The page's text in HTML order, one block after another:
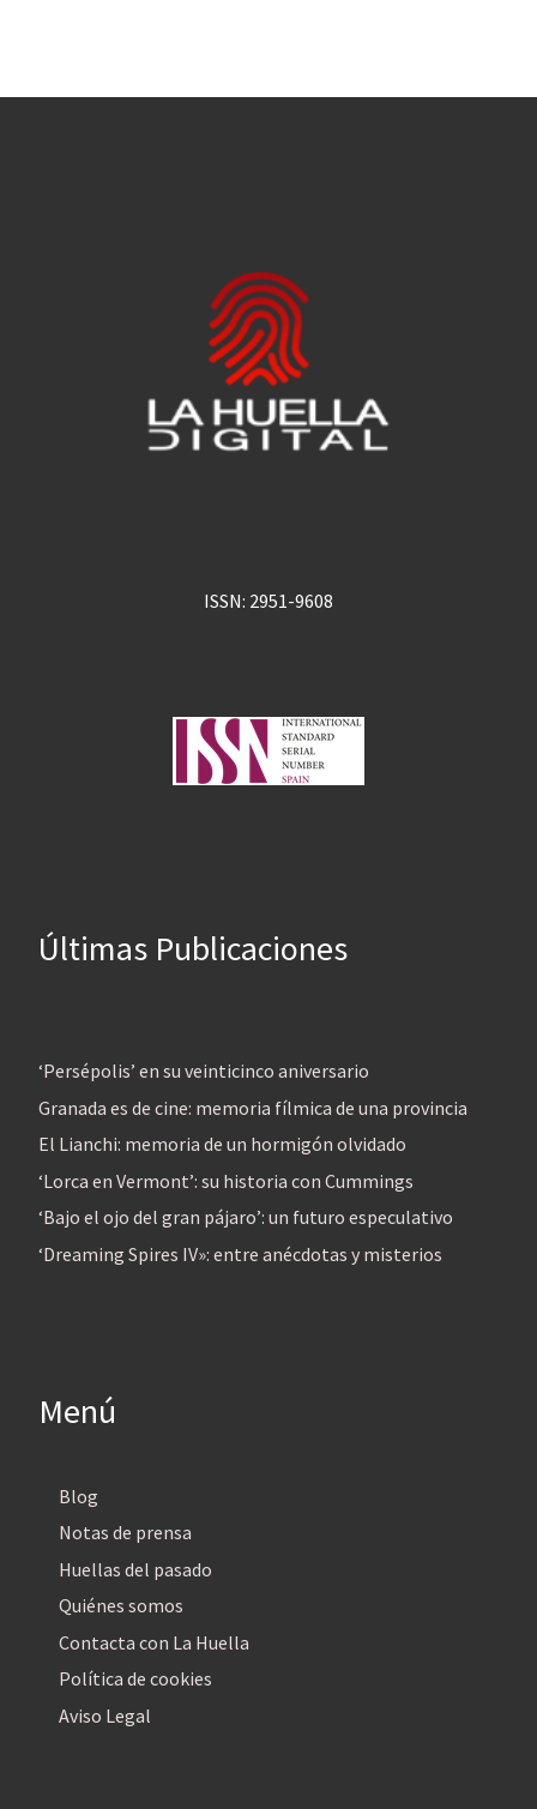
ISSN: 2951-9608
Últimas Publicaciones
‘Persépolis’ en su veinticinco aniversario
Granada es de cine: memoria fílmica de una provincia
El Lianchi: memoria de un hormigón olvidado
‘Lorca en Vermont’: su historia con Cummings
‘Bajo el ojo del gran pájaro’: un futuro especulativo
‘Dreaming Spires IV»: entre anécdotas y misterios
Menú
Blog
Notas de prensa
Huellas del pasado
Quiénes somos
Contacta con La Huella
Política de cookies
Aviso Legal